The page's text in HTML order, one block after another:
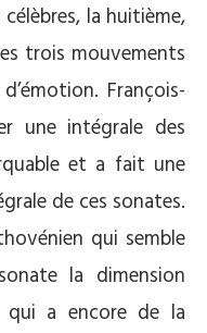
la huitième,
trois mouvements
François-
une intégrale des
et a fait une
de ces sonates.
qui semble
la dimension
qui a encore de la